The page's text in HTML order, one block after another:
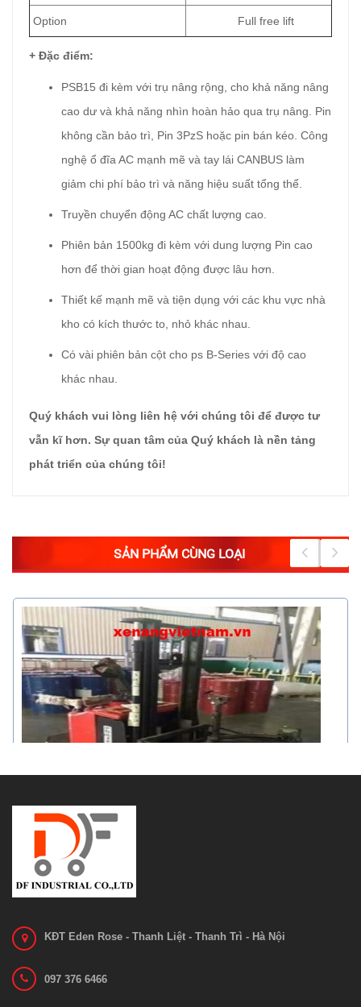
Option Full free lift
+ Đặc điểm:
PSB15 đi kèm với trụ nâng rộng, cho khả năng nâng
cao dư và khả năng nhìn hoàn hảo qua trụ nâng. Pin
không cần bảo trì, Pin 3PzS hoặc pin bán kéo. Công
nghệ ổ đĩa AC mạnh mẽ và tay lái CANBUS làm
giảm chi phí bảo trì và năng hiệu suất tổng thể.
Truyền chuyển động AC chất lượng cao.
Phiên bản 1500kg đi kèm với dung lượng Pin cao
hơn để thời gian hoạt động được lâu hơn.
Thiết kế mạnh mẽ và tiện dụng với các khu vực nhà
kho có kích thước to, nhỏ khác nhau.
Có vài phiên bản cột cho ps B-Series với độ cao
khác nhau.
Quý khách vui lòng liên hệ với chúng tôi để được tư
vẫn kĩ hơn. Sự quan tâm của Quý khách là nền tảng
phát triển của chúng tôi!
SẢN PHẨM CÙNG LOẠI
Xe nâng phi tự động Electric Stacker tả...
KĐT Eden Rose - Thanh Liệt - Thanh Trì - Hà Nội
097 376 6466